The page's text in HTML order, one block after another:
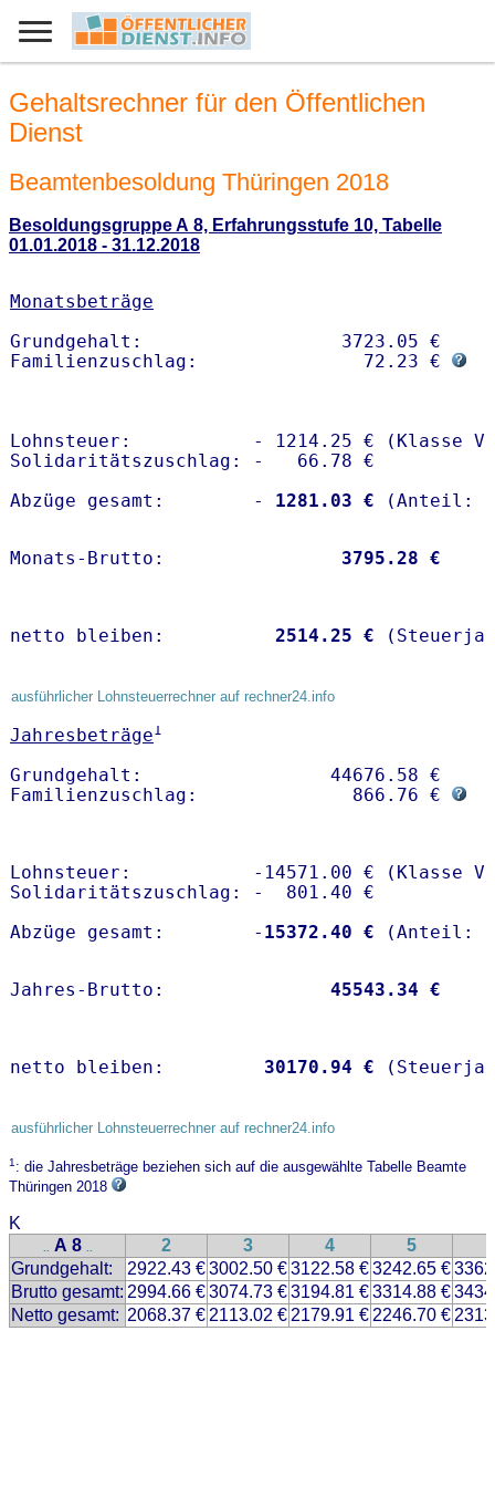
Gehaltsrechner für den Öffentlichen
Dienst
Beamtenbesoldung Thüringen 2018
Besoldungsgruppe A 8, Erfahrungsstufe 10, Tabelle
01.01.2018 - 31.12.2018
Monatsbeträge
Grundgehalt:                  3723.05 €
Familienzuschlag:               72.23 €
Lohnsteuer:           - 1214.25 € (Klasse V)
Solidaritätszuschlag: -   66.78 €
Abzüge gesamt:        -
1281.03 €
Monats-Brutto: 3795.28 €
netto bleiben: 2514.25 €
ausführlicher Lohnsteuerrechner auf rechner24.info
Jahresbeträge1
Grundgehalt:                 44676.58 €
Familienzuschlag:              866.76 €
Lohnsteuer:           -14571.00 € (Klasse V)
Solidaritätszuschlag: -  801.40 €
Abzüge gesamt:        - 15372.40 €
Jahres-Brutto: 45543.34 €
netto bleiben: 30170.94 €
ausführlicher Lohnsteuerrechner auf rechner24.info
1: die Jahresbeträge beziehen sich auf die ausgewählte Tabelle Beamte
Thüringen 2018
K
.. A 8 .. 2 3 4 5
Grundgehalt:
2922.43 €3002.50 €3122.58 €3242.65 €
Brutto gesamt: 2994.66 €3074.73 €3194.81 €3314.88 €
Netto gesamt: 2068.37 € 2113.02 € 2179.91 € 2246.70 €